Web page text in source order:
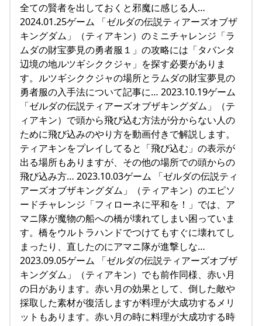
全ての賢者を出しておくと邪魔に感じる人…
2024.01.25ゲーム 「ゼルダの伝説ティアーズオブザ
キングダム」（ティアキン）のミニチャレンジ「ラ
ムダの財宝夢見の勇者服１」の攻略には「タバンタ
辺境の地ルツギシククジャ」を探す必要がありま
す。ルツギシククジャの場所とラムダの財宝夢見の
勇者服の入手法について記事に… 2023.10.19ゲーム
「ゼルダの伝説ティアーズオブザキングダム」（テ
ィアキン）で頭から飛び込む方法が分からない人の
ために飛び込みのやり方を動画付きで解説します。
ティアキンをプレイしてると「飛び込む」の表示が
出る場所もありますが、その他の場所での頭からの
飛び込み方… 2023.10.03ゲーム 「ゼルダの伝説ティ
アーズオブザキングダム」（ティアキン）のエピソ
ードチャレンジ「フィローネに平和を！」では、ア
マニ隊が魔物の船への橋が壊れてしまい困っていま
す。橋をウルトラハンドでつけてもすぐに壊れてし
まったり、直したのにアマニ隊が進撃しな…
2023.09.05ゲーム 「ゼルダの伝説ティアーズオブザ
キングダム」（ティアキン）でも前作同様、赤い月
の日があります。赤い月の効果として、倒した敵や
採取した素材が復活しますが料理が大成功するメリ
ットもあります。赤い月の時に料理が大成功する時